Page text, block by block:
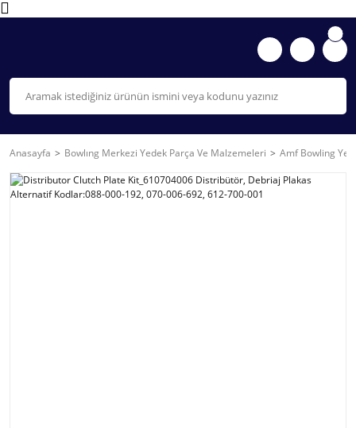
Anasayfa Bowlıng Merkezi Yedek Parça Ve Malzemeleri Amf Bowling